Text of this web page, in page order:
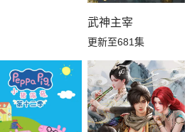
武神主宰
更新至681集